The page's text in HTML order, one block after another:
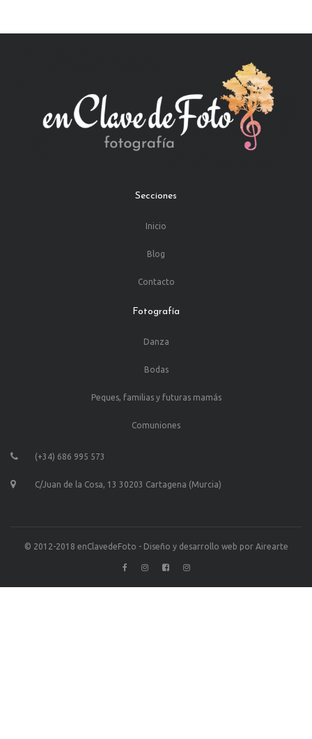
Secciones
Inicio
Blog
Contacto
Fotografía
Danza
Bodas
Peques, familias y futuras mamás
Comuniones
(+34) 686 995 573
C/Juan de la Cosa, 13 30203 Cartagena (Murcia)
© 2012-2018 enClavedeFoto - Diseño y desarrollo web por Airearte